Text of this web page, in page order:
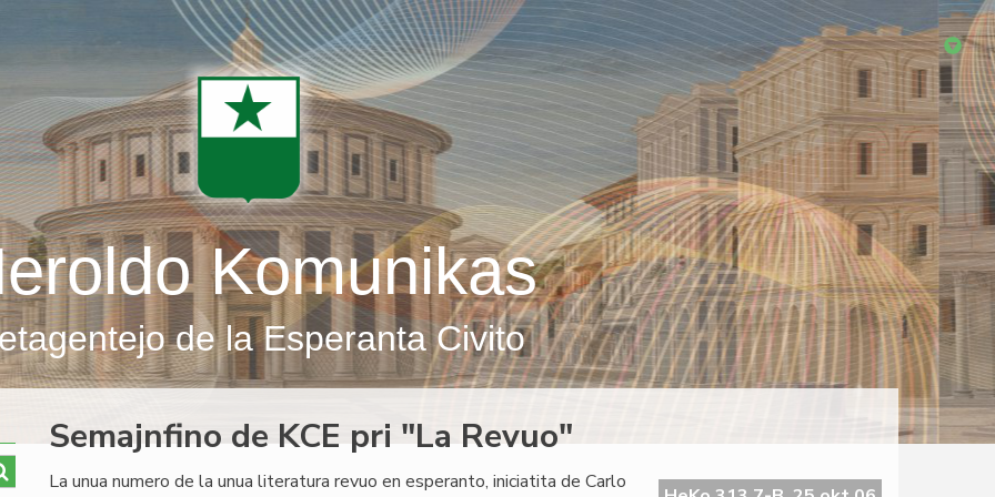
Komunikas
de la Esperanta Civito
Semajnfino de KCE pri "La Revuo"
La unua numero de la unua literatura revuo en esperanto, iniciatita de Carlo